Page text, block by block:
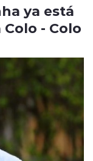
ya está
- Colo